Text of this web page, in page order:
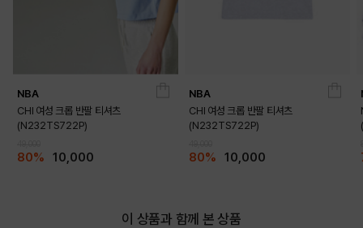
NBA
CHI 여성 크롭 반팔 티셔츠
(N232TS722P)
80% 10,000
NBA
CHI 여성 크롭 반팔 티셔츠
(N232TS722P)
80% 10,000
이 상품과 함께 본 상품